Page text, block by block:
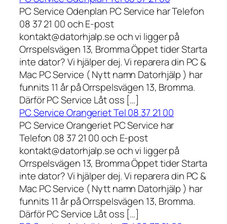
PC Service Odenplan PC Service har Telefon
08 37 21 00 och E-post
kontakt@datorhjalp.se och vi ligger på
Orrspelsvägen 13, Bromma Öppet tider Starta
inte dator? Vi hjälper dej. Vi reparera din PC &
Mac PC Service ( Nytt namn Datorhjälp ) har
funnits 11 år på Orrspelsvägen 13, Bromma.
Därför PC Service Låt oss […]
PC Service Orangeriet Tel 08 37 21 00
PC Service Orangeriet PC Service har
Telefon 08 37 21 00 och E-post
kontakt@datorhjalp.se och vi ligger på
Orrspelsvägen 13, Bromma Öppet tider Starta
inte dator? Vi hjälper dej. Vi reparera din PC &
Mac PC Service ( Nytt namn Datorhjälp ) har
funnits 11 år på Orrspelsvägen 13, Bromma.
Därför PC Service Låt oss […]